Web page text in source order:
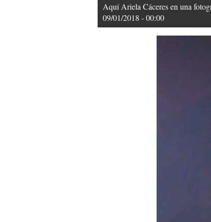
Aquí Ariela Cáceres en una
09/01/2018 - 00:00